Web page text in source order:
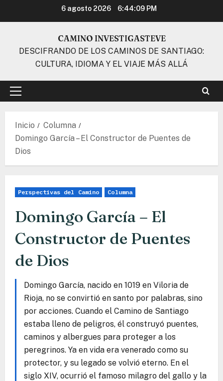
6 agosto 2026 6:44:09 PM
CAMINO INVESTIGASTEVE
DESCIFRANDO DE LOS CAMINOS DE SANTIAGO:
CULTURA, IDIOMA Y EL VIAJE MÁS ALLÁ
Menú
Inicio
Columna
Domingo García – El Constructor de Puentes de
Dios
Perspectivas del Camino Columna
Domingo García – El
Constructor de Puentes
de Dios
Domingo García, nacido en 1019 en Viloria de
Rioja, no se convirtió en santo por palabras, sino
por acciones. Cuando el Camino de Santiago
estaba lleno de peligros, él construyó puentes,
caminos y albergues para proteger a los
peregrinos. Ya en vida era venerado como su
protector, y su legado se volvió eterno. En el
siglo XIV, ocurrió el famoso milagro del gallo y la